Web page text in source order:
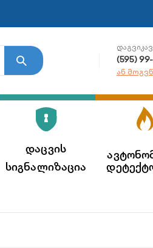
(595)
ან
დაცვის
სიგნალიზაცია